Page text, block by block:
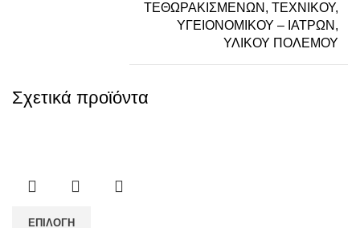
ΤΕΘΩΡΑΚΙΣΜΕΝΩΝ, ΤΕΧΝΙΚΟΥ,
ΥΓΕΙΟΝΟΜΙΚΟΥ – ΙΑΤΡΩΝ,
ΥΛΙΚΟΥ ΠΟΛΕΜΟΥ
Σχετικά προϊόντα
ΕΠΙΛΟΓΉ